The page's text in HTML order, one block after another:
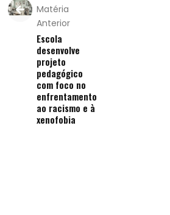
Matéria
Anterior
Escola
desenvolve
projeto
pedagógico
com foco no
enfrentamento
ao racismo e à
xenofobia